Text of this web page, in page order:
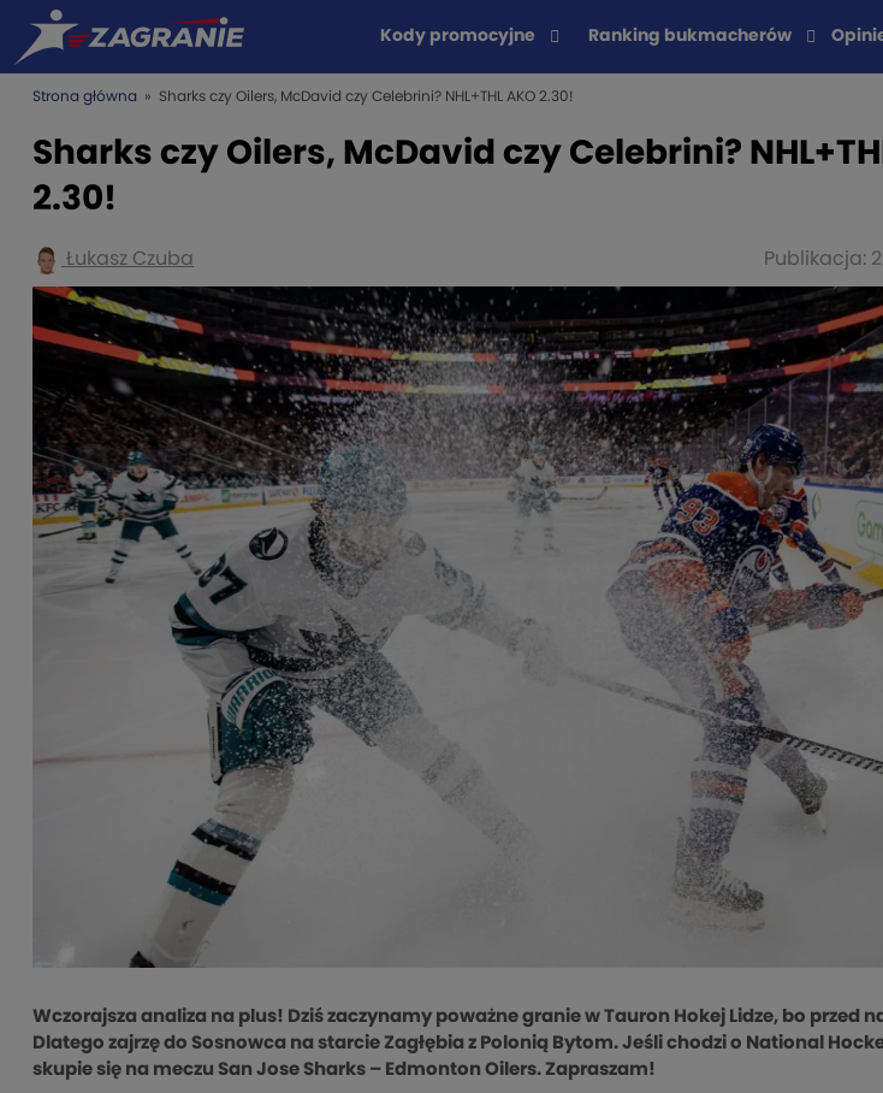
Kody promocyjne Ranking bukmacherów
Strona główna » Sharks czy Oilers, McDavid czy Celebrini? NHL+THL AKO 2.30!
Sharks czy Oilers, McDavid czy Celebrini?
2.30!
Łukasz Czuba Publikacja:
Wczorajsza analiza na plus! Dziś zaczynamy poważne granie w Tauron Hokej Lidze, bo przed
Dlatego zajrzę do Sosnowca na starcie Zagłębia z Polonią Bytom. Jeśli chodzi o National
skupie się na meczu San Jose Sharks – Edmonton Oilers. Zapraszam!